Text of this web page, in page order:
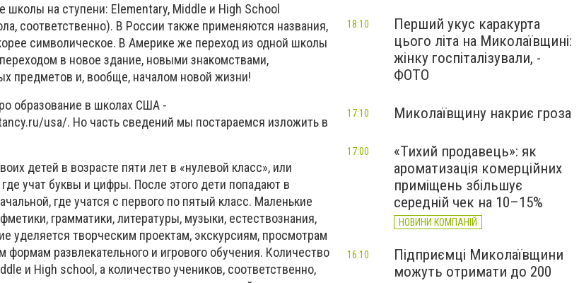
школы на ступени: Elementary, Middle и High School
соответственно). В России также применяются названия,
символическое. В Америке же переход из одной школы
в новое здание, новыми знакомствами,
предметов и, вообще, началом новой жизни!
образование в школах США -
usa/. Но часть сведений мы постараемся изложить в
детей в возрасте пяти лет в «нулевой класс», или
учат буквы и цифры. После этого дети попадают в
где учатся с первого по пятый класс. Маленькие
грамматики, литературы, музыки, естествознания,
уделяется творческим проектам, экскурсиям, просмотрам
развлекательного и игрового обучения. Количество
и High school, а количество учеников, соответственно,
Перший укус каракурта
цього літа на Миколаївщині:
жінку госпіталізували, -
ФОТО
18:10
Миколаївщину накриє гроза
17:10
«Тихий продавець»: як
ароматизація комерційних
приміщень збільшує
середній чек на 10–15%
НОВИНИ КОМПАНІЙ
17:00
Підприємці Миколаївщини
можуть отримати до 200
16:10